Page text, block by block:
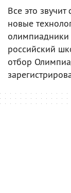
Все это
новые
российский
отбор